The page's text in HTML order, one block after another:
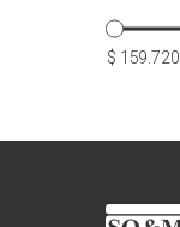
$ 159.720
Precio
Precio